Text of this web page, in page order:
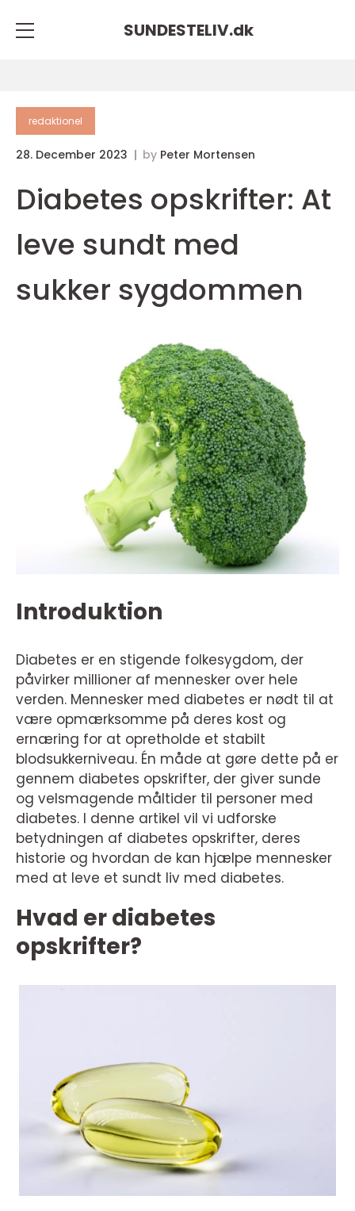
SUNDESTELIV.dk
redaktionel
28. December 2023 by Peter Mortensen
Diabetes opskrifter: At
leve sundt med
sukker sygdommen
Introduktion
Diabetes er en stigende folkesygdom, der
påvirker millioner af mennesker over hele
verden. Mennesker med diabetes er nødt til at
være opmærksomme på deres kost og
ernæring for at opretholde et stabilt
blodsukkerniveau. Én måde at gøre dette på er
gennem diabetes opskrifter, der giver sunde
og velsmagende måltider til personer med
diabetes. I denne artikel vil vi udforske
betydningen af diabetes opskrifter, deres
historie og hvordan de kan hjælpe mennesker
med at leve et sundt liv med diabetes.
Hvad er diabetes
opskrifter?